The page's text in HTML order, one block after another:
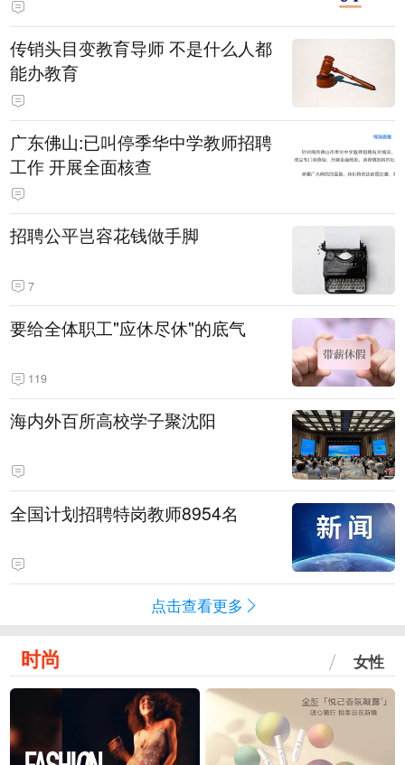
传销头目变教育导师 不是什么人都
能办教育
广东佛山:已叫停季华中学教师招聘
工作 开展全面核查
招聘公平岂容花钱做手脚
7
要给全体职工"应休尽休"的底气
119
海内外百所高校学子聚沈阳
全国计划招聘特岗教师8954名
点击查看更多
时尚 女性